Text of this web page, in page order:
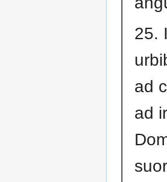
25.
ad
ad